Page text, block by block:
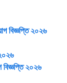
বিজ্ঞপ্তি ২০২৬
বিজ্ঞপ্তি ২০২৬